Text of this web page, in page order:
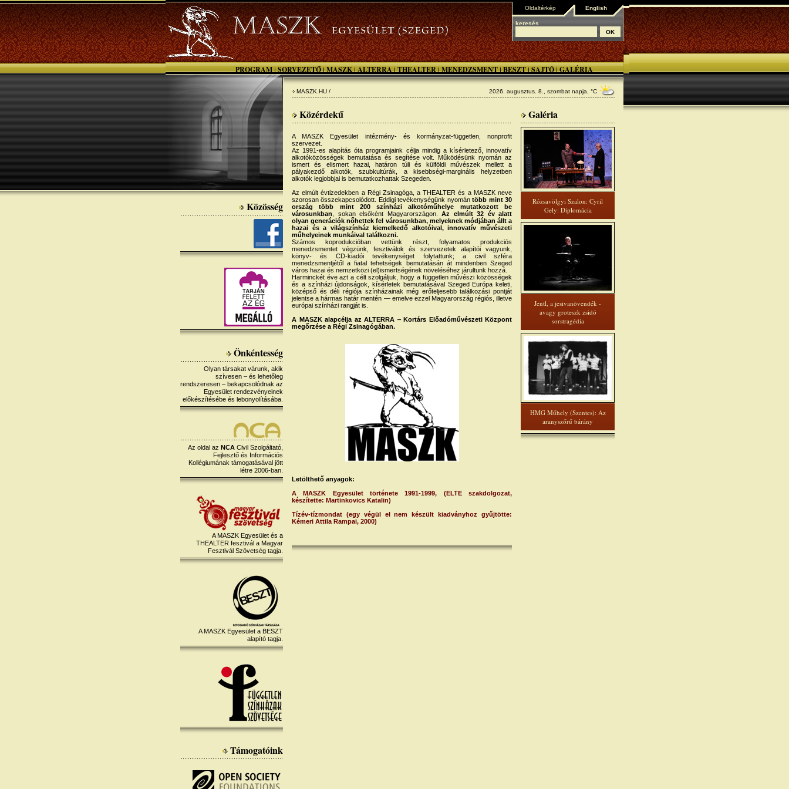
Oldaltérkép English
keresés
PROGRAM | SORVEZETŐ | MASZK | ALTERRA | THEALTER | MENEDZSMENT | BESZT | SAJTÓ | GALÉRIA
Közösség
Önkéntesség
Olyan társakat várunk, akik
szívesen – és lehetőleg
rendszeresen – bekapcsolódnak az
Egyesület rendezvényeinek
előkészítésébe és lebonyolításába.
Az oldal az NCA Civil Szolgáltató,
Fejlesztő és Információs
Kollégiumának támogatásával jött
létre 2006-ban.
A MASZK Egyesület és a
THEALTER fesztivál a Magyar
Fesztivál Szövetség tagja.
A MASZK Egyesület a BESZT
alapító tagja.
Támogatóink
MASZK.HU / 2026. augusztus. 8., szombat napja, °C
Galéria
Rózsavölgyi Szalon: Cyril
Gely: Diplomácia
Jentl, a jesivanövendék -
avagy groteszk zsidó
sorstragédia
HMG Műhely (Szentes): Az
aranyszőrű bárány
Közérdekű
A MASZK Egyesület intézmény- és kormányzat-független, nonprofit
szervezet.
Az 1991-es alapítás óta programjaink célja mindig a kísérletező, innovatív
alkotóközösségek bemutatása és segítése volt. Működésünk nyomán az
ismert és elismert hazai, határon túli és külföldi művészek mellett a
pályakezdő alkotók, szubkultúrák, a kisebbségi-marginális helyzetben
alkotók legjobbjai is bemutatkozhattak Szegeden.
Az elmúlt évtizedekben a Régi Zsinagóga, a THEALTER és a MASZK neve
szorosan összekapcsolódott. Eddigi tevékenységünk nyomántöbb mint 30
ország több mint 200 színházi alkotóműhelye mutatkozott be
városunkban , sokan elsőként Magyarországon. Az elmúlt 32 év alatt
olyan generációk nőhettek fel városunkban, melyeknek módjában állt a
hazai és a világszínház kiemelkedő alkotóival, innovatív művészeti
műhelyeinek munkáival találkozni.
Számos koprodukcióban vettünk részt, folyamatos produkciós
menedzsmentet végzünk, fesztiválok és szervezetek alapítói vagyunk,
könyv- és CD-kiadói tevékenységet folytattunk; a civil szféra
menedzsmentjétől a fiatal tehetségek bemutatásán át mindenben Szeged
város hazai és nemzetközi (el)ismertségének növeléséhez járultunk hozzá.
Harminckét éve azt a célt szolgáljuk, hogy a független művészi közösségek
és a színházi újdonságok, kísérletek bemutatásával Szeged Európa keleti,
középső és déli régiója színházainak még erőteljesebb találkozási pontját
jelentse a hármas határ mentén — emelve ezzel Magyarország régiós, illetve
európai színházi rangját is.
A MASZK alapcélja az ALTERRA ‒ Kortárs Előadóművészeti Központ
megőrzése a Régi Zsinagógában.
Letölthető anyagok:
A MASZK Egyesület története 1991-1999, (ELTE szakdolgozat,
készítette: Martinkovics Katalin)
Tízév-tízmondat (egy végül el nem készült kiadványhoz gyűjtötte:
Kémeri Attila Rampai, 2000)